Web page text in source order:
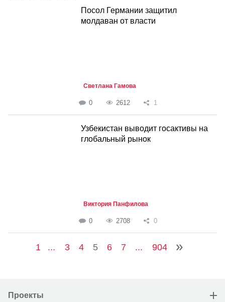
Посол Германии защитил
молдаван от власти
Светлана Гамова
0 2612 1
Узбекистан выводит госактивы на
глобальный рынок
Виктория Панфилова
0 2708 0
1 ... 3 4 5 6 7 ... 904
Проекты